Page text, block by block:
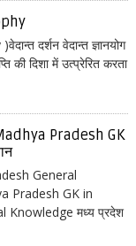
दर्शन वेदान्त ज्ञानयोग
की दिशा में उत्प्रेरित करता
Pradesh GK
General
Pradesh GK in
Knowledge मध्य प्रदेश